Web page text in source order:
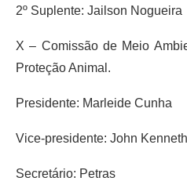
2º Suplente: Jailson Nogueira
X – Comissão de Meio
Proteção Animal.
Presidente: Marleide Cunha
Vice-presidente: John Kenneth
Secretário: Petras